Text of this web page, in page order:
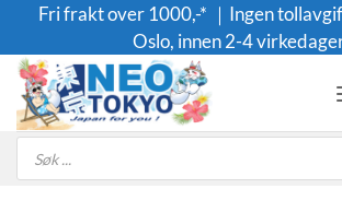
content
Fri frakt over 1000,-* ｜Ingen
Oslo, innen 2-4
Products
search